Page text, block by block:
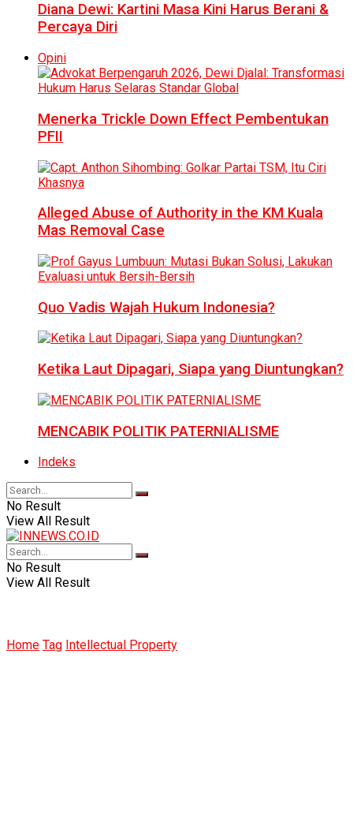
Diana Dewi: Kartini Masa Kini Harus Berani &
Percaya Diri
Opini
Menerka Trickle Down Effect Pembentukan
PFII
Alleged Abuse of Authority in the KM Kuala
Mas Removal Case
Quo Vadis Wajah Hukum Indonesia?
Ketika Laut Dipagari, Siapa yang Diuntungkan?
MENCABIK POLITIK PATERNIALISME
Indeks
No Result
View All Result
No Result
View All Result
Home Tag Intellectual Property